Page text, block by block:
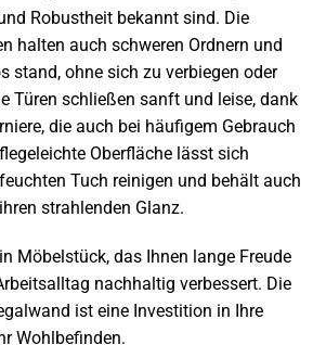
Robustheit bekannt sind. Die
halten auch schweren Ordnern und
stand, ohne sich zu verbiegen oder
Türen schließen sanft und leise, dank
die auch bei häufigem Gebrauch
Oberfläche lässt sich
Tuch reinigen und behält auch
strahlenden Glanz.
Möbelstück, das Ihnen lange Freude
nachhaltig verbessert. Die
ist eine Investition in Ihre
Wohlbefinden.